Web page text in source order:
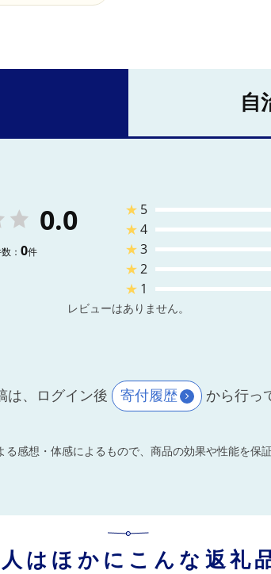
自
0.0
： 0件
★ 5
★4
★3
★2
★ 1
レビューはありません。
は、ログイン後 寄付履歴 から行っ
感想・体感によるもので、商品の効果や性能を保
はほかにこんな返礼